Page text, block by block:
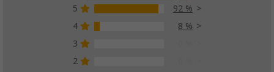
5
92 %
4
8 %
3
2